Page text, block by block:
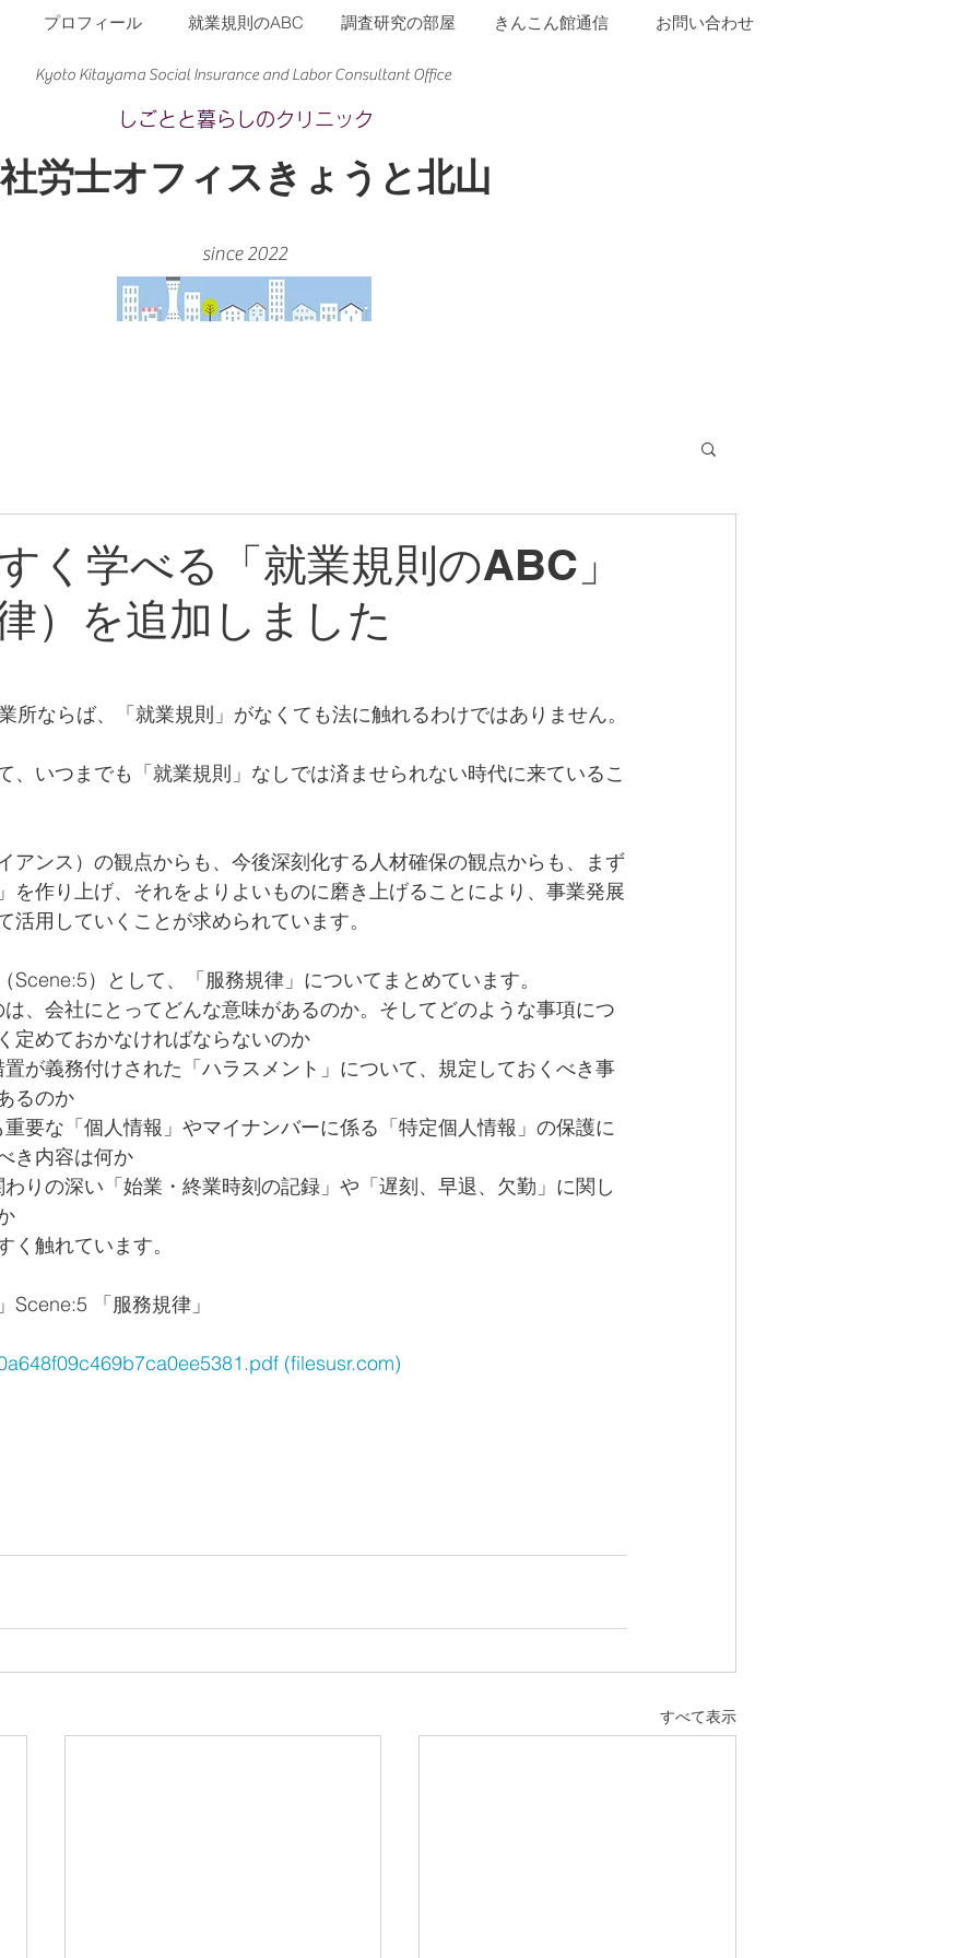
プロフィール 就業規則のABC 調査研究の部屋 きんこん館通信 お問い合わせ
Kyoto Kitayama Social Insurance and Labor Consultant Office​
​しごとと暮らしのクリニック
​社労士オフィスきょうと北山
since 2022
く学べる「就業規則のABC」
）を追加しました
所ならば、「就業規則」がなくても法に触れるわけではありません。
、いつまでも「就業規則」なしでは済ませられない時代に来ているこ
アンス）の観点からも、今後深刻化する人材確保の観点からも、まず
を作り上げ、それをよりよいものに磨き上げることにより、事業発展
活用していくことが求められています。
Scene:5）として、「服務規律」についてまとめています。
、会社にとってどんな意味があるのか。そしてどのような事項につ
定めておかなければならないのか
が義務付けされた「ハラスメント」について、規定しておくべき事
るのか
要な「個人情報」やマイナンバーに係る「特定個人情報」の保護に
き内容は何か
りの深い「始業・終業時刻の記録」や「遅刻、早退、欠勤」に関し
く触れています。
Scene:5 「服務規律」
(filesusr.com)
すべて表示